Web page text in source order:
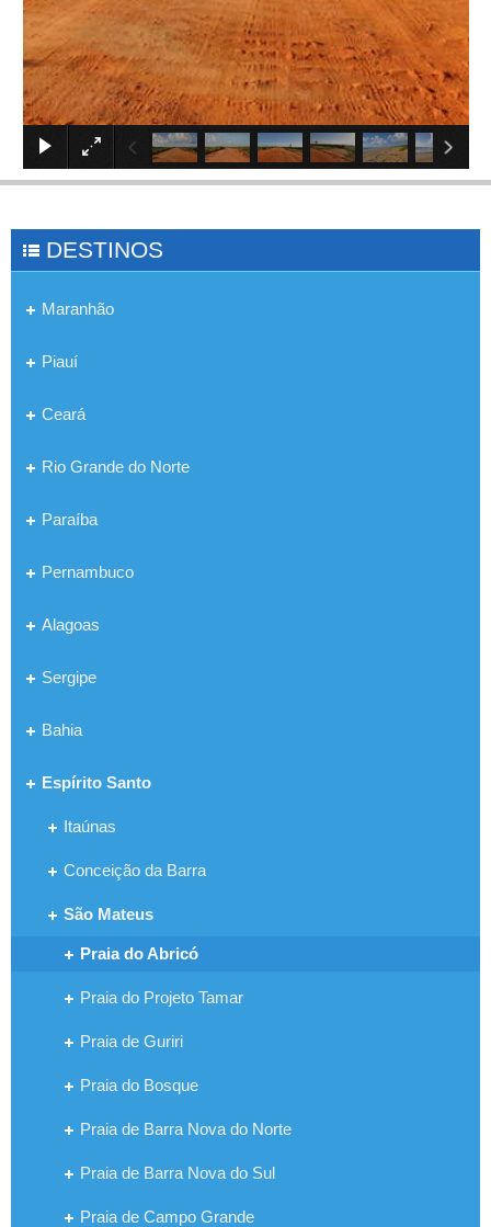
×
DESTINOS
Maranhão
Piauí
Ceará
Rio Grande do Norte
Paraíba
Pernambuco
Alagoas
Sergipe
Bahia
Espírito Santo
Itaúnas
Conceição da Barra
São Mateus
Praia do Abricó
Praia do Projeto Tamar
Praia de Guriri
Praia do Bosque
Praia de Barra Nova do Norte
Praia de Barra Nova do Sul
Praia de Campo Grande